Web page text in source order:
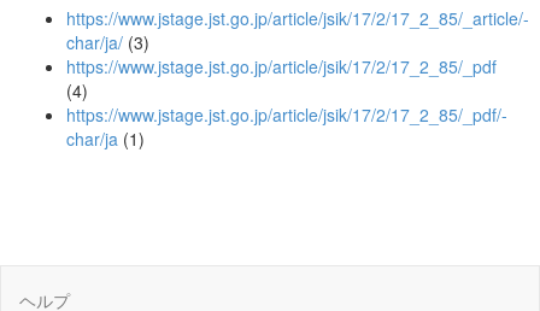
https://www.jstage.jst.go.jp/article/jsik/17/2/17_2_85/_article/-
char/ja/ (3)
https://www.jstage.jst.go.jp/article/jsik/17/2/17_2_85/_pdf
(4)
https://www.jstage.jst.go.jp/article/jsik/17/2/17_2_85/_pdf/-
char/ja (1)
ヘルプ